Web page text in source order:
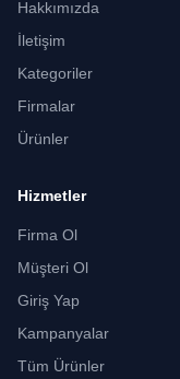
Hakkımızda
İletişim
Kategoriler
Firmalar
Ürünler
Hizmetler
Firma Ol
Müşteri Ol
Giriş Yap
Kampanyalar
Tüm Ürünler